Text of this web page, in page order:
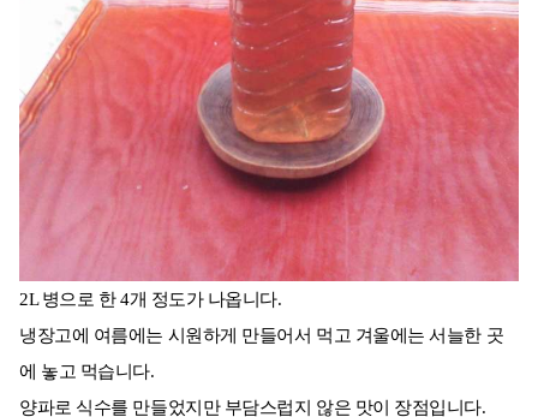
2L 병으로 한 4개 정도가 나옵니다.
냉장고에 여름에는 시원하게 만들어서 먹고 겨울에는 서늘한 곳
에 놓고 먹습니다.
양파로 식수를 만들었지만 부담스럽지 않은 맛이 장점입니다.